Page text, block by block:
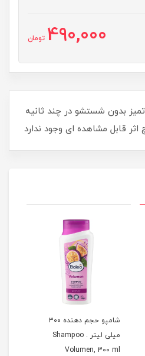
490,000 تومان
بدون شستشو در چند ثانیه
قابل مشاهده ای وجود ندارد
شامپو حجم دهنده ۳۰۰
میلی لیتر . Shampoo
Volumen, 300 ml